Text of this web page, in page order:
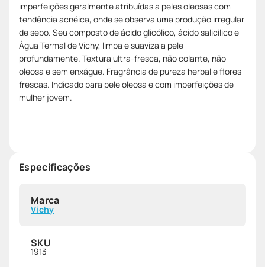
imperfeições geralmente atribuídas a peles oleosas com
tendência acnéica, onde se observa uma produção irregular
de sebo. Seu composto de ácido glicólico, ácido salicílico e
Água Termal de Vichy, limpa e suaviza a pele
profundamente. Textura ultra-fresca, não colante, não
oleosa e sem enxágue. Fragrância de pureza herbal e flores
frescas. Indicado para pele oleosa e com imperfeições de
mulher jovem.
Especificações
Marca
Vichy
SKU
1913